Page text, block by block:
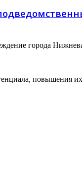
города
повышения